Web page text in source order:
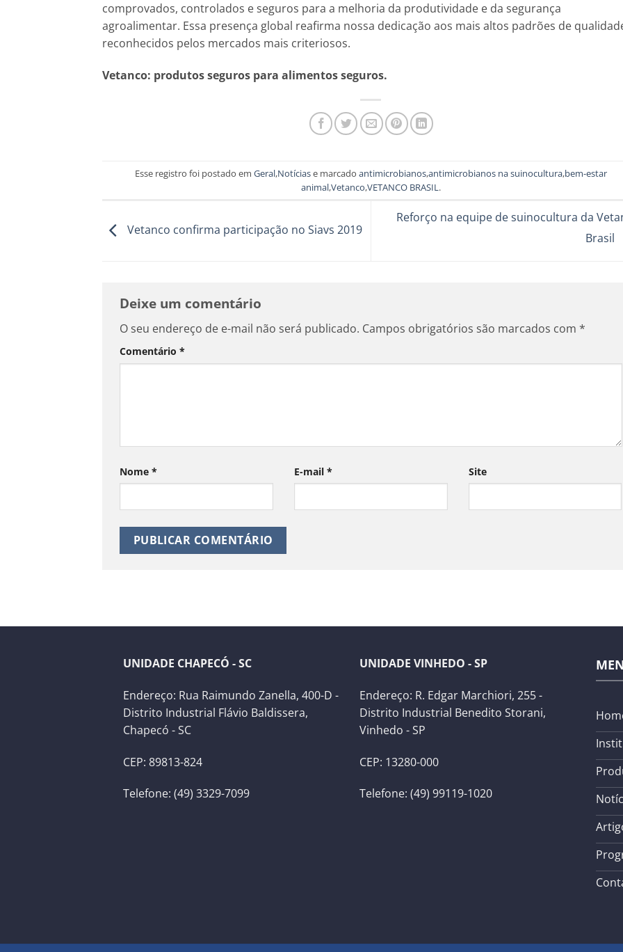
comprovados, controlados e seguros para a melhoria da produtividade e da segurança
agroalimentar. Essa presença global reafirma nossa dedicação aos mais altos padrões de
reconhecidos pelos mercados mais criteriosos.
Vetanco: produtos seguros para alimentos seguros.
Esse registro foi postado em Geral,Notíciase marcado antimicrobianos,antimicrobianos na suinocultura,bem-estar
animal,Vetanco,VETANCO BRASIL.
Vetanco confirma participação no Siavs 2019
Reforço na equipe de suinocultura da
Brasil
Deixe um comentário
O seu endereço de e-mail não será publicado. Campos obrigatórios são marcados com *
Comentário *
Nome * E-mail * Site
UNIDADE CHAPECÓ - SC
Endereço: Rua Raimundo Zanella, 400-D -
Distrito Industrial Flávio Baldissera,
Chapecó - SC
CEP: 89813-824
Telefone: (49) 3329-7099
UNIDADE VINHEDO - SP
Endereço: R. Edgar Marchiori, 255 -
Distrito Industrial Benedito Storani,
Vinhedo - SP
CEP: 13280-000
Telefone: (49) 99119-1020